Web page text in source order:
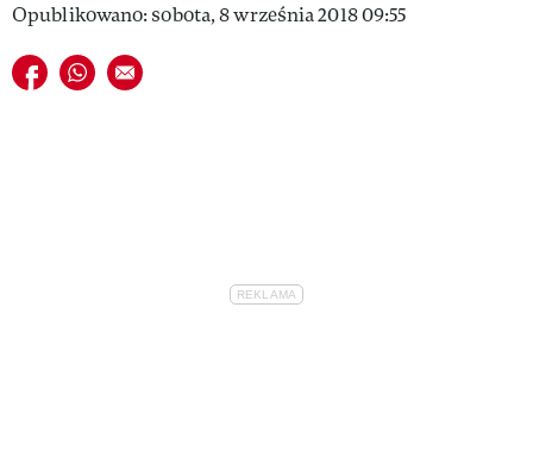
MAGAZYN VIVA!
Opublikowano: sobota, 8 września 2018 09:55
Udostępnij na facebook
Udostępnij na whatsapp
E-mail do przyjaciela